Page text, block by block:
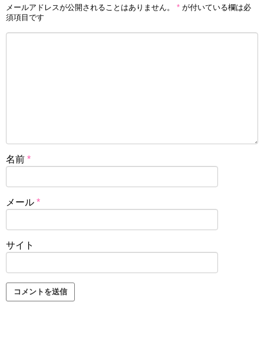
メールアドレスが公開されることはありません。 * が付いている欄は必
須項目です
名前 *
メール *
サイト